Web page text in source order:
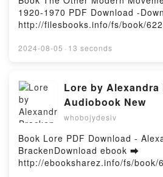
1920-1970 PDF Download -
http://filesbooks.info/fs/book/
Architecture, 1920-1970 Free
Architecture, 1920-1970 Epub,
Movement: Architecture, 1920-
The Other Modern Movement:
1970 Audiobook, The Other
Architecture, 1920-1970 VK,
Movement: Architecture, 1920-
Other Modern Movement:
Epub VK, The Other Modern
2024-08-05 · 13 seconds
Lore by Alexandra
Audiobook New
whobojydesiv
Book Lore PDF Download -
BrackenDownload ebook ➡
http://ebooksharez.info/fs/book/